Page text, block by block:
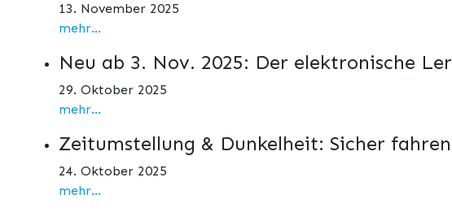
13. November 2025
mehr...
Neu ab 3. Nov. 2025: Der elektronische
29. Oktober 2025
mehr...
Zeitumstellung & Dunkelheit: Sicher fahren
24. Oktober 2025
mehr...